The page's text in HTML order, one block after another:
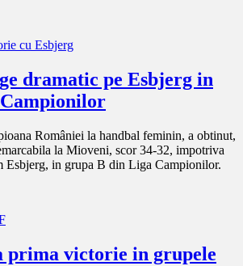
dramatic pe Esbjerg in
României la handbal feminin, a obtinut,
la Mioveni, scor 34-32, impotriva
Esbjerg, in grupa B din Liga Campionilor.
prima victorie in grupele